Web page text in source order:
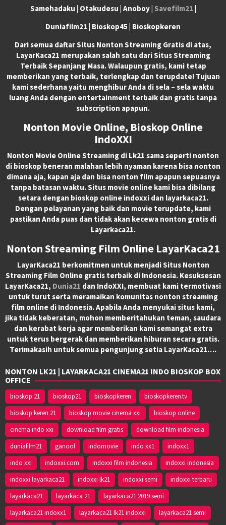
Samehadaku | Otakudesu | Anoboy | Savefilm21 |
Duniafilm21 | Bioskop45 | Bioskopkeren
Dari semua daftar Situs Nonton Streaming Gratis di atas,
LayarKaca21 merupakan salah satu dari Situs Streaming
Terbaik Sepanjang Masa. Walaupun gratis, kami tetap
memberikan yang terbaik, terlengkap dan terupdate! Tujuan
kami sederhana yaitu menghibur Anda di sela – sela waktu
luang Anda dengan entertainment terbaik dan gratis tanpa
subscription apapun.
Nonton Movie Online, Bioskop Online
IndoXXI
Nonton Movie Online Streaming di Lk21 sama seperti nonton
di bioskop beneran malahan lebih nyaman karena bisa nonton
dimana aja, kapan aja dan bisa nonton film apapun sepuasnya
tanpa batasan waktu. Situs movie online kami bisa dibilang
setara dengan bioskop online indoxxi dan layarkaca21.
Dengan pelayanan yang baik dan movie terupdate, kami
pastikan Anda puas dan tidak akan kecewa nonton gratis di
Layarkaca21.
Nonton Streaming Film Online LayarKaca21
LayarKaca21 berkomitmen untuk menjadi Situs Nonton
Streaming Film Online gratis terbaik di Indonesia. Kesuksesan
LayarKaca21, Dunia21 dan IndoXXI, membuat kami termotivasi
untuk turut serta meramaikan komunitas nonton streaming
film online di Indonesia. Apabila Anda menyukai situs kami,
jika tidak keberatan, mohon memberitahukan teman, saudara
dan kerabat kerja agar memberikan kami semangat extra
untuk terus bergerak dan memberikan hiburan secara gratis.
Terimakasih untuk semua pengunjung setia LayarKaca21….
NONTON LK21 | LAYARKACA21 CINEMA21 INDO BIOSKOP BOX
OFFICE
bioskop 21 bioskop21 bioskopkeren
bioskopkeren.tv
bioskop keren 21
bioskop movie cinema xxi
bioskop online
cinema indo xxi
download film gratis
download film indonesia
duniafilm21
ganool indomovie indo xx1
indoxx1
indo xxi
indoxxi.com indoxxi film indonesia
indoxxi indonesia
indoxxi layarkaca21
indoxxi lk21 indoxxi semi
indoxxi terbaru
layarkaca21
layarkaca 21
layarkaca21 2019 semi
layarkaca21 indoxx1
layarkaca21 lk21 indoxxi
layarkaca21 semi